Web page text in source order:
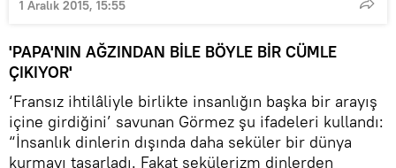
1 Aralık 2015, 15:55
'PAPA'NIN AĞZINDAN BİLE BÖYLE BİR CÜMLE
ÇIKIYOR'
‘Fransız ihtilâliyle birlikte insanlığın başka bir arayış
içine girdiğini’ savunan Görmez şu ifadeleri kullandı:
“İnsanlık dinlerin dışında daha seküler bir dünya
kurmayı tasarladı. Fakat sekülerizm dinlerden